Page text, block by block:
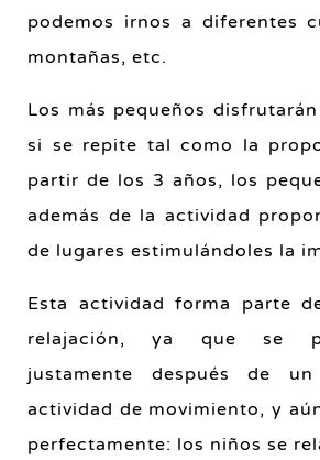
podemos irnos a diferentes
montañas, etc.
Los más pequeños
si se repite tal como la
partir de los 3 años, los
además de la actividad
de lugares estimulándoles la
Esta actividad forma parte
relajación, ya que se
justamente después de
actividad de movimiento, y
perfectamente: los niños se